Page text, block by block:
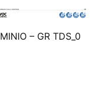
MINIO – GR TDS_0